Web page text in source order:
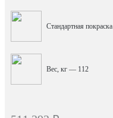
Стандартная покраска
Вес, кг — 112